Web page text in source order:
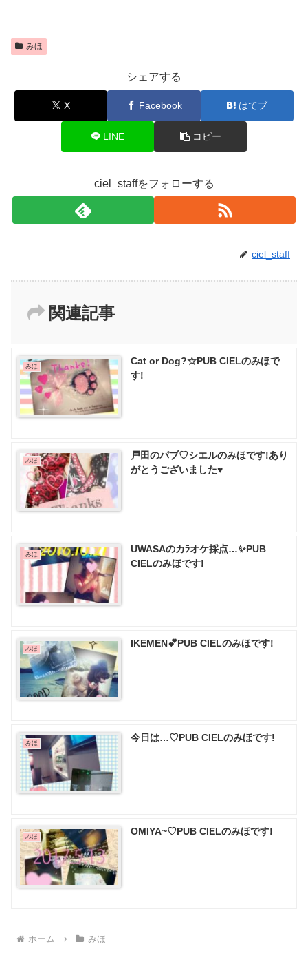
みほ
シェアする
X Facebook はてブ
LINE コピー
ciel_staffをフォローする
ciel_staff
関連記事
みほ
Cat or Dog?☆PUB CIELのみほで
す!
みほ
戸田のパブ♡ シエルのみほです!あり
がとうございました♥️
みほ
UWASAのカﾗオケ採点…✨PUB
CIELのみほです!
みほ IKEMEN💕PUB CIELのみほです!
みほ 今日は…♡PUB CIELのみほです!
みほ OMIYA~♡PUB CIELのみほです!
ホーム みほ